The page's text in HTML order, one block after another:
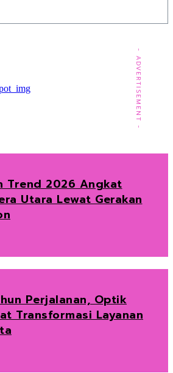
- ADVERTISEMENT -
Trend 2026 Angkat
Utara Lewat Gerakan
Perjalanan, Optik
Transformasi Layanan